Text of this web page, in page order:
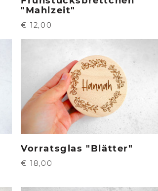
"Mahlzeit"
€ 12,00
Vorratsglas "Blätter"
€ 18,00